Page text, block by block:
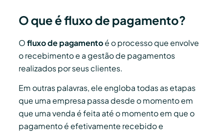
O que é fluxo de pagamento?
Ofluxo de pagamentoé o processo que envolve
o recebimento e a gestão de pagamentos
realizados por seus clientes.
Em outras palavras, ele engloba todas as etapas
que uma empresa passa desde o momento em
que uma venda é feita até o momento em que o
pagamento é efetivamente recebido e